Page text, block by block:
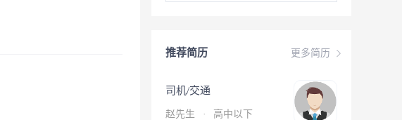
更多简历
推荐简历
司机/交通
赵先生 · 高中以下